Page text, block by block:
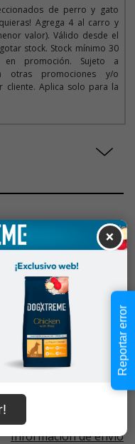
de perro y gato
Agrega 4 al carro y
valor). Válido desde el
stock. Stock mínimo 30
en promoción. Sujeto a
otras promociones y/o
cliente. Aplica solo para la
$2.990
Cantidad:
-
Información de envío
×
Reportar error